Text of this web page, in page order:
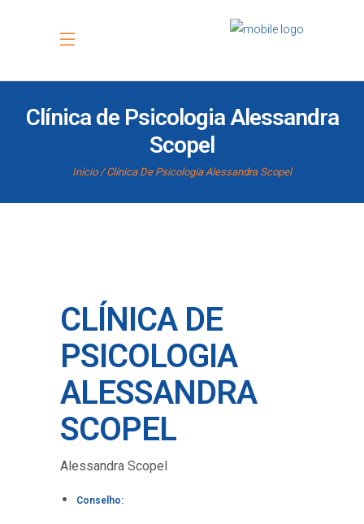
Clínica de Psicologia Alessandra
Scopel
Início Clínica De Psicologia Alessandra Scopel
CLÍNICA DE
PSICOLOGIA
ALESSANDRA
SCOPEL
Alessandra Scopel
Conselho: